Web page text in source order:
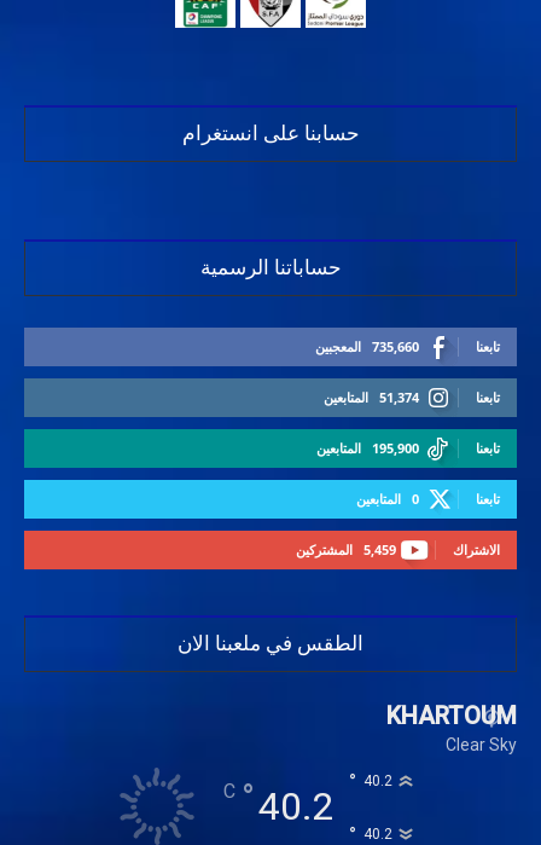
حسابنا على انستغرام
حساباتنا الرسمية
735,660 المعجبين تابعنا
51,374 المتابعين تابعنا
195,900 المتابعين تابعنا
0 المتابعين تابعنا
5,459 المشتركين الاشتراك
الطقس في ملعبنا الان
KHARTOUM
Clear Sky
40.2
°
C 40.2
°
40.2
°